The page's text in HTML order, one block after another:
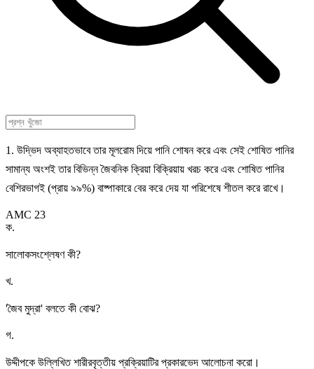
1. উদ্ভিদ অব্যাহতভাবে তার মূলরোম দিয়ে পানি শোষন করে এবং সেই শোষিত পানির
সামান্য অংশই তার বিভিন্ন জৈবনিক ক্রিয়া বিক্রিয়ায় খরচ করে এবং শোষিত পানির
বেশিরভাগই (প্রায় ৯৯%) বাষ্পাকারে বের করে দেয় যা পরিশেষে শীতল করে রাখে।
AMC 23
ক.
সালোকসংশ্লেষণ কী?
খ.
'জৈব মুদ্রা' বলতে কী বোঝ?
গ.
উদ্দীপকে উল্লিখিত শারীরবৃত্তীয় প্রক্রিয়াটির প্রকারভেদ আলোচনা করো।